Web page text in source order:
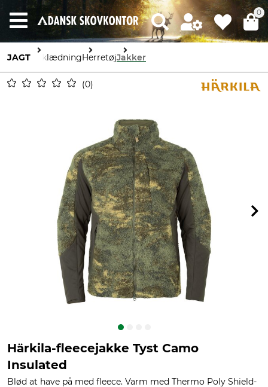
0
JAGT BeklædningHerretøjJakker
0
Härkila-fleecejakke Tyst Camo
Insulated
Blød at have på med fleece. Varm med Thermo Poly Shield-